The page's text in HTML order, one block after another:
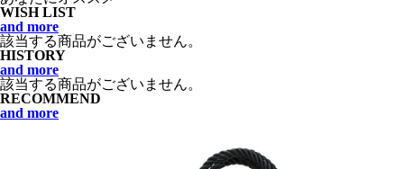
WISH LIST
and more
該当する商品がございません。
HISTORY
and more
該当する商品がございません。
RECOMMEND
and more